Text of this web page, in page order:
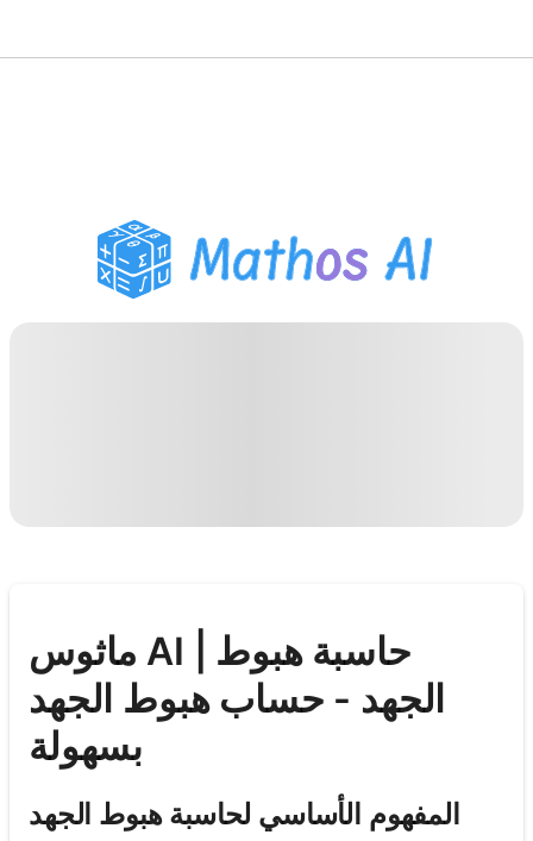
مساعد واجبات PDF
أدوات الدراسة
ماثوس AI | حاسبة هبوط
الجهد - حساب هبوط الجهد
بسهولة
المفهوم الأساسي لحاسبة هبوط الجهد